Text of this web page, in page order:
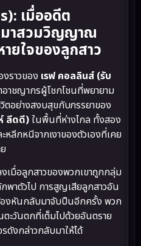
เมื่ออดีต
าสวมวิญญาณ
ยใจของลูกสาว
งราวของ เรฟ คอลลินส์ (รับ
าชญากรผู้โชกโชนที่พยายาม
อย่างสงบสุขกับภรรยาของ
ลีดดี)ในพื้นที่ห่างไกล ทั้งสอง
ลีกหนีจากเงาของตัวเองที่เคย
มื่อลูกสาวของพวกเขาถูกกลุ่ม
าตัวไป การสูญเสียลูกสาวอัน
องหันกลับมาจับปืนอีกครั้ง พวก
ะวันตกที่เต็มไปด้วยอันตราย
ดังกล่าวกลับมาให้ได้